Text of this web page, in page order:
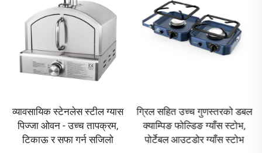
व्यावसायिक स्टेनलेस स्टील ग्यास
पिज्जा ओवन - उच्च तापक्रम,
टिकाऊ र सफा गर्न सजिलो
ग्रिल सहित उच्च गुणस्तरको डबल
क्याम्पिङ फोल्डिङ ग्याँस स्टोभ,
पोर्टेबल आउटडोर ग्याँस स्टोभ